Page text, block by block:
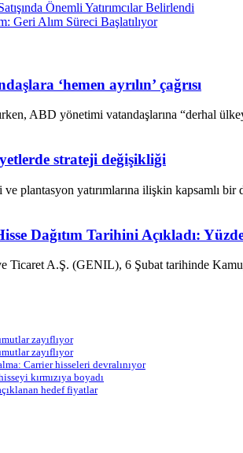
Önemli Yatırımcılar Belirlendi
Geri Alım Süreci Başlatılıyor
‘hemen ayrılın’ çağrısı
ABD yönetimi vatandaşlarına “derhal
strateji değişikliği
plantasyon yatırımlarına ilişkin kapsamlı
Dağıtım Tarihini Açıkladı:
Ticaret A.Ş. (GENIL), 6 Şubat tarihinde
zayıflıyor
zayıflıyor
Carrier hisseleri devralınıyor
kırmızıya boyadı
hedef fiyatlar